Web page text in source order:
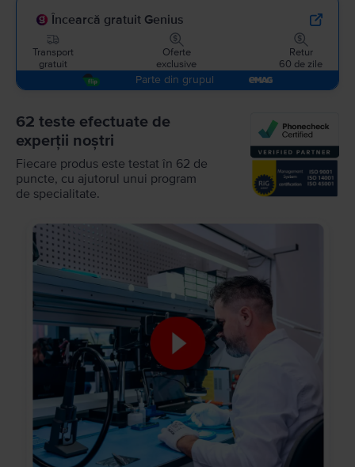
Încearcă gratuit Genius
Transport
gratuit
Oferte
exclusive
Retur
60 de zile
Parte din grupul
62 teste efectuate de
experții noștri
Fiecare produs este testat în 62 de
puncte, cu ajutorul unui program
de specialitate.